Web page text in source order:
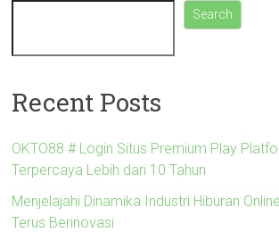
Search
Recent Posts
OKTO88 # Login Situs Premium Play
Terpercaya Lebih dari 10 Tahun
Menjelajahi Dinamika Industri Hiburan
Terus Berinovasi